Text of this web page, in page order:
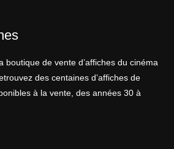
boutique de vente d’affiches du cinéma
des centaines d’affiches de
à la vente, des années 30 à